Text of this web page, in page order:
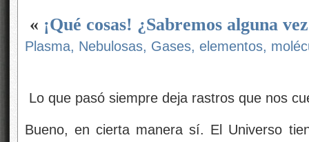
« ¡Qué cosas! ¿Sabremos alguna
Plasma, Nebulosas, Gases, elementos,
Lo que pasó siempre deja rastros que nos
Bueno, en cierta manera sí. El Universo